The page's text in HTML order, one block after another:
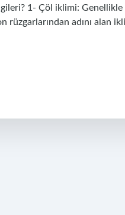
1- Çöl iklimi:
adını alan